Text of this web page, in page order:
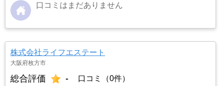
口コミはまだありません
株式会社ライフエステート
大阪府枚方市
総合評価 - 口コミ（0件）